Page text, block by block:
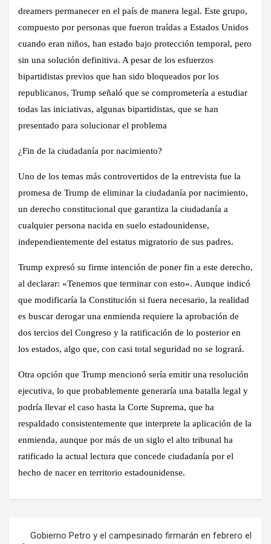
dreamers permanecer en el país de manera legal. Este grupo,
compuesto por personas que fueron traídas a Estados Unidos
cuando eran niños, han estado bajo protección temporal, pero
sin una solución definitiva. A pesar de los esfuerzos
bipartidistas previos que han sido bloqueados por los
republicanos, Trump señaló que se comprometería a estudiar
todas las iniciativas, algunas bipartidistas, que se han
presentado para solucionar el problema
¿Fin de la ciudadanía por nacimiento?
Uno de los temas más controvertidos de la entrevista fue la
promesa de Trump de eliminar la ciudadanía por nacimiento,
un derecho constitucional que garantiza la ciudadanía a
cualquier persona nacida en suelo estadounidense,
independientemente del estatus migratorio de sus padres.
Trump expresó su firme intención de poner fin a este derecho,
al declarar: «Tenemos que terminar con esto». Aunque indicó
que modificaría la Constitución si fuera necesario, la realidad
es buscar derogar una enmienda requiere la aprobación de
dos tercios del Congreso y la ratificación de lo posterior en
los estados, algo que, con casi total seguridad no se logrará.
Otra opción que Trump mencionó sería emitir una resolución
ejecutiva, lo que probablemente generaría una batalla legal y
podría llevar el caso hasta la Corte Suprema, que ha
respaldado consistentemente que interprete la aplicación de la
enmienda, aunque por más de un siglo el alto tribunal ha
ratificado la actual lectura que concede ciudadanía por el
hecho de nacer en territorio estadounidense.
Gobierno Petro y el campesinado firmarán en febrero el